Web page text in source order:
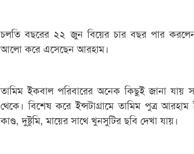
চলতি বছরের ২২ জুন বিয়ের চার বছর পার
আলো করে এসেছেন আরহাম।
তামিম ইকবাল পরিবারের অনেক কিছুই জানা যায়
থেকে। বিশেষ করে ইন্সটাগ্রামে তামিম পুত্র
কাণ্ড, দুষ্টুমি, মায়ের সাথে খুনসুটির ছবি দেখা যায়।